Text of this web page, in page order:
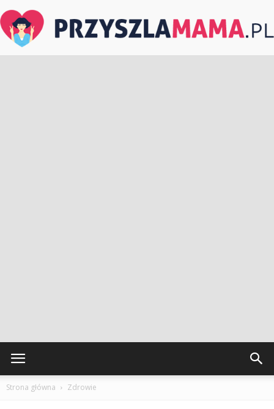
Strona główna Zdrowie